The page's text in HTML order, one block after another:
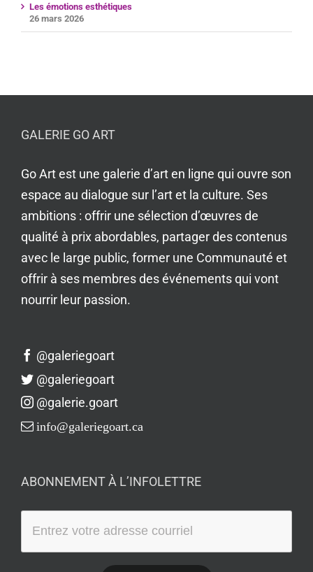
Les émotions esthétiques
26 mars 2026
GALERIE GO ART
Go Art est une galerie d’art en ligne qui ouvre son
espace au dialogue sur l’art et la culture. Ses
ambitions : offrir une sélection d’œuvres de
qualité à prix abordables, partager des contenus
avec le large public, former une Communauté et
offrir à ses membres des événements qui vont
nourrir leur passion.
@galeriegoart
@galeriegoart
@galerie.goart
info@galeriegoart.ca
ABONNEMENT À L’INFOLETTRE